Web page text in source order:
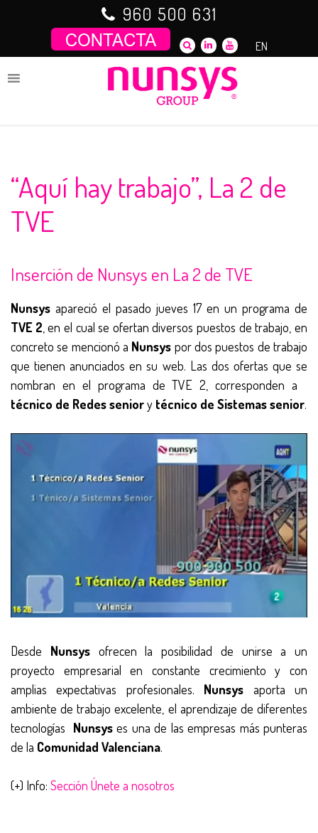
960 500 631
EN
“Aquí hay trabajo”, La 2 de
TVE
Inserción de Nunsys en La 2 de TVE
Nunsys apareció el pasado jueves 17 en un programa de
TVE 2 , en el cual se ofertan diversos puestos de trabajo, en
concreto se mencionó a Nunsys por dos puestos de trabajo
que tienen anunciados en su web. Las dos ofertas que se
nombran en el programa de TVE 2, corresponden a
técnico de Redes seniory técnico de Sistemas senior.
Desde Nunsysofrecen la posibilidad de unirse a un
proyecto empresarial en constante crecimiento y con
amplias expectativas profesionales. Nunsys aporta un
ambiente de trabajo excelente, el aprendizaje de diferentes
tecnologías Nunsyses una de las empresas más punteras
de la Comunidad Valenciana.
(+) Info: Sección Únete a nosotros